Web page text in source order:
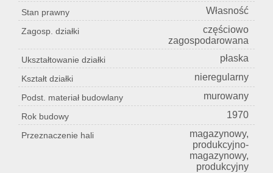
Stan prawny Własność
Zagosp. działki
częściowo
zagospodarowana
Ukształtowanie działki płaska
Kształt działki nieregularny
Podst. materiał budowlany murowany
Rok budowy 1970
Przeznaczenie hali
magazynowy,
produkcyjno-
magazynowy,
produkcyjny